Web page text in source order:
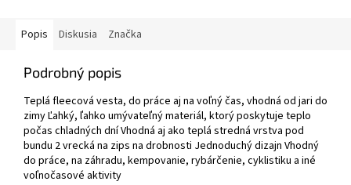
Popis Diskusia Značka
Podrobný popis
Teplá fleecová vesta, do práce aj na voľný čas, vhodná od jari do
zimy Ľahký, ľahko umývateľný materiál, ktorý poskytuje teplo
počas chladných dní Vhodná aj ako teplá stredná vrstva pod
bundu 2 vrecká na zips na drobnosti Jednoduchý dizajn Vhodný
do práce, na záhradu, kempovanie, rybárčenie, cyklistiku a iné
voľnočasové aktivity